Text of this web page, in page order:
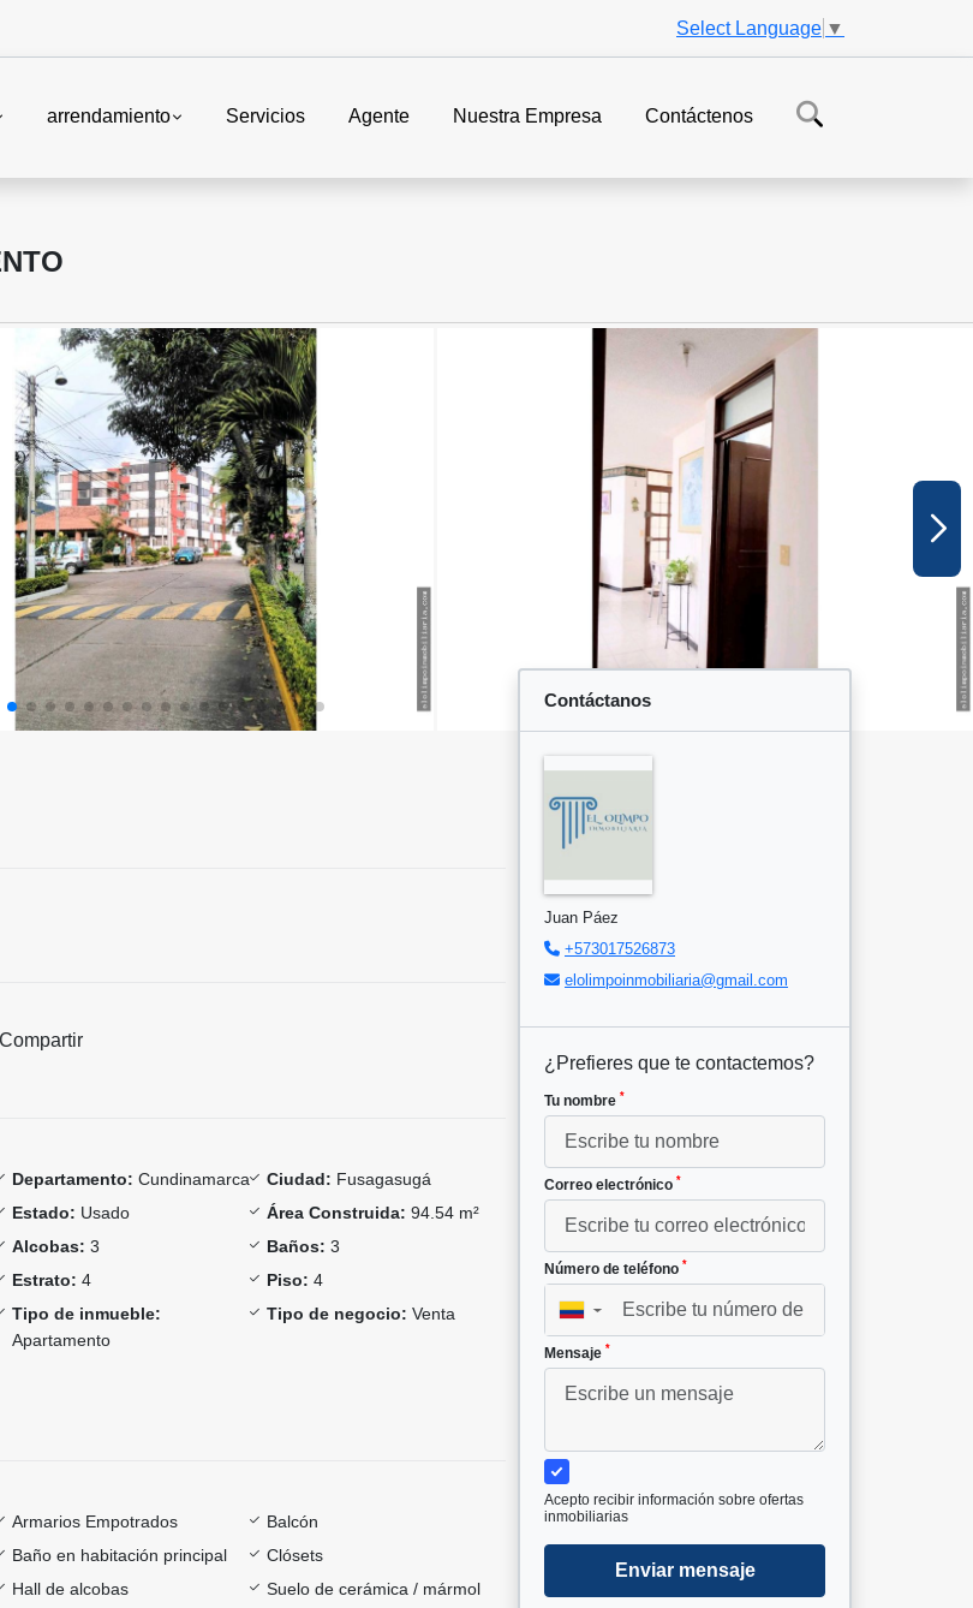
Select Language ▼
arrendamiento Servicios Agente Nuestra Empresa Contáctenos
Compartir
Departamento: Cundinamarca Ciudad: Fusagasugá
Estado: Usado Área Construida: 94.54 m²
Alcobas: 3 Baños: 3
Estrato: 4 Piso: 4
Tipo de inmueble:
Apartamento
Tipo de negocio: Venta
Armarios Empotrados
Balcón
Baño en habitación principal
Clósets
Hall de alcobas
Suelo de cerámica / mármol
Contáctanos
Juan Páez
+573017526873
elolimpoinmobiliaria@gmail.com
¿Prefieres que te contactemos?
Tu nombre *
Correo electrónico *
Número de teléfono *
▼
Mensaje *
Acepto recibir información sobre ofertas
inmobiliarias
Enviar mensaje